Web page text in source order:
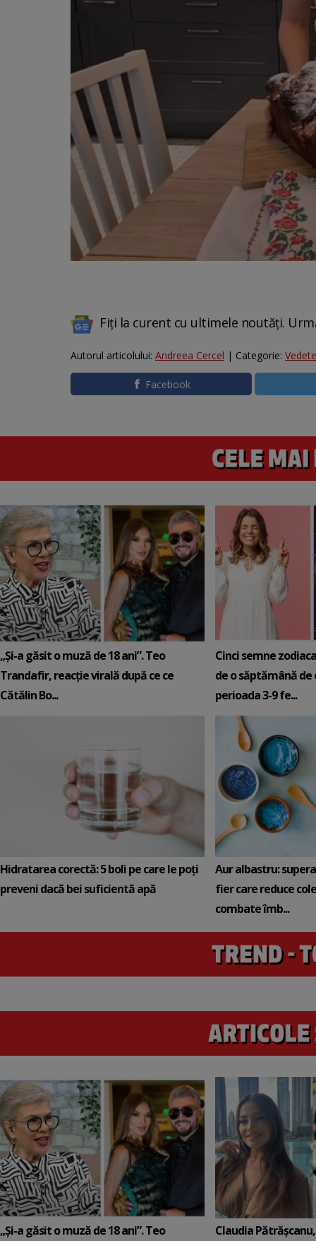
Fiți la curent cu ultimele noutăți.
Autorul articolului: Andreea Cercel | Categorie: Vedete
Facebook
„Și-a găsit o muză de 18 ani”. Teo
Trandafir, reacție virală după ce ce
Cătălin Bo...
Cinci semne
de o săptămână de
perioada 3-9 fe...
Hidratarea corectă: 5 boli pe care le poți
preveni dacă bei suficientă apă
Aur albastru:
fier care reduce
combate îmb...
„Și-a găsit o muză de 18 ani”. Teo
Claudia